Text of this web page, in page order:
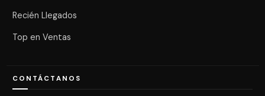
Recién Llegados
Top en Ventas
CONTÁCTANOS